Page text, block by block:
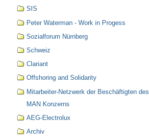
SIS
Peter Waterman - Work in Progess
Sozialforum Nürnberg
Schweiz
Clariant
Offshoring and Solidarity
Mitarbeiter-Netzwerk der Beschäftigten des
MAN Konzerns
AEG-Electrolux
Archiv